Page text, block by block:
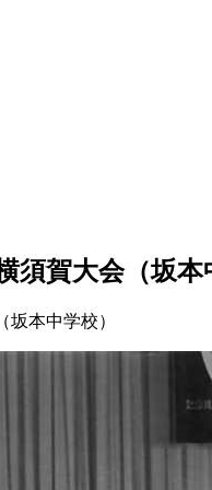
須賀大会（坂本
本中学校）